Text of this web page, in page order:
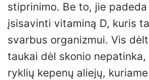
stiprinimo. Be to, jie
įsisavinti vitaminą D, kuris
svarbus organizmui. Vis
taukai dėl skonio
ryklių kepenų aliejų,